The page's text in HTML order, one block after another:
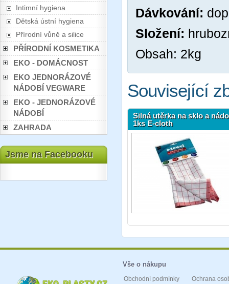
Intimní hygiena
Dětská ústní hygiena
Přírodní vůně a silice
PŘÍRODNÍ KOSMETIKA
EKO - DOMÁCNOST
EKO JEDNORÁZOVÉ
NÁDOBÍ VEGWARE
EKO - JEDNORÁZOVÉ
NÁDOBÍ
ZAHRADA
Jsme na Facebooku
Dávkování:
Složení:
Obsah: 2kg
Související
Silná utěrka na sklo a
1ks E-cloth
Vše o nákupu
Obchodní podmínky
Ochrana